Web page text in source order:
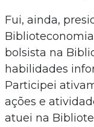
Fui, ainda,
bolsista na
habilidades
Participei
ações e
atuei na